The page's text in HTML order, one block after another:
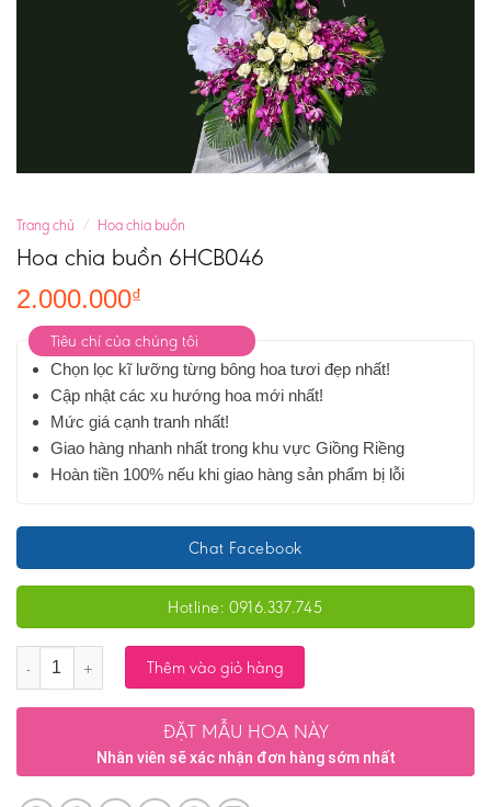
Trang chủ / Hoa chia buồn
Hoa chia buồn 6HCB046
2.000.000₫
Tiêu chí của chúng tôi
Chọn lọc kĩ lưỡng từng bông hoa tươi đẹp nhất!
Cập nhật các xu hướng hoa mới nhất!
Mức giá cạnh tranh nhất!
Giao hàng nhanh nhất trong khu vực Giồng Riềng
Hoàn tiền 100% nếu khi giao hàng sản phẩm bị lỗi
Chat Facebook
Hotline: 0916.337.745
Số lượng Thêm vào giỏ hàng
ĐẶT MẪU HOA NÀY
Nhân viên sẽ xác nhận đơn hàng sớm nhất